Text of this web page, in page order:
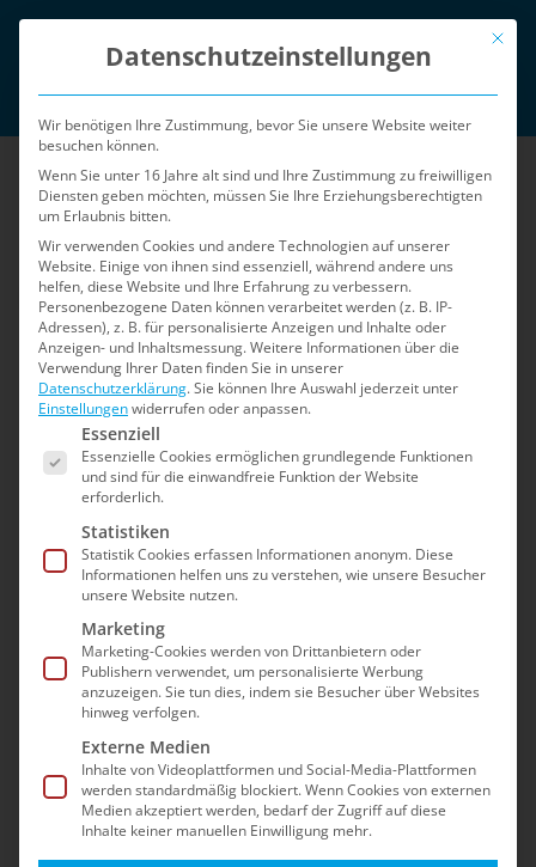
Zum
Login
Menü
Home»Sicherheits-Blog »Seite 2
Sicherheits-Blog
Sicherheit, Updates, dem Betrieb nach dem EOL
und Best Practices für einen stabilen Shopware-
Mit
Datenschutzeinstellungen
Wir benötigen Ihre Zustimmung, bevor Sie unsere Website weiter
besuchen können.
Wenn Sie unter 16 Jahre alt sind und Ihre Zustimmung zu freiwilligen
Diensten geben möchten, müssen Sie Ihre Erziehungsberechtigten
um Erlaubnis bitten.
Wir verwenden Cookies und andere Technologien auf unserer
Website. Einige von ihnen sind essenziell, während andere uns
helfen, diese Website und Ihre Erfahrung zu verbessern.
Personenbezogene Daten können verarbeitet werden (z. B. IP-
Adressen), z. B. für personalisierte Anzeigen und Inhalte oder
Anzeigen- und Inhaltsmessung.Weitere Informationen über die
Verwendung Ihrer Daten finden Sie in unserer
Datenschutzerklärung.Sie können Ihre Auswahl jederzeit unter
Einstellungenwiderrufen oder anpassen.
Es folgt eine Liste der Service-Gruppen, für die
Essenziell
Essenzielle Cookies ermöglichen grundlegende Funktionen
und sind für die einwandfreie Funktion der Website
erforderlich.
Statistiken
Statistik Cookies erfassen Informationen anonym. Diese
Informationen helfen uns zu verstehen, wie unsere Besucher
unsere Website nutzen.
Marketing
Marketing-Cookies werden von Drittanbietern oder
Publishern verwendet, um personalisierte Werbung
anzuzeigen. Sie tun dies, indem sie Besucher über Websites
hinweg verfolgen.
Externe Medien
Inhalte von Videoplattformen und Social-Media-Plattformen
werden standardmäßig blockiert. Wenn Cookies von externen
Medien akzeptiert werden, bedarf der Zugriff auf diese
Inhalte keiner manuellen Einwilligung mehr.